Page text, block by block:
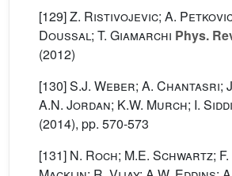
[129]Z. Ristivojevic; A.
Doussal; T. Giamarchi Phys.
(2012)
[130]S.J. Weber; A. Chantasri;
A.N. Jordan; K.W. Murch; I.
(2014), pp. 570-573
[131] N. Roch; M.E. Schwartz;